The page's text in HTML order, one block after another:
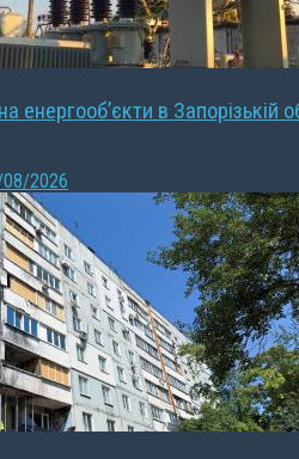
енергооб’єкти в Запорізькій
2026